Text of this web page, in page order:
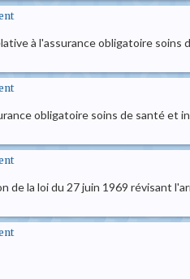
à l'assurance obligatoire
obligatoire soins de santé
la loi du 27 juin 1969 révisant